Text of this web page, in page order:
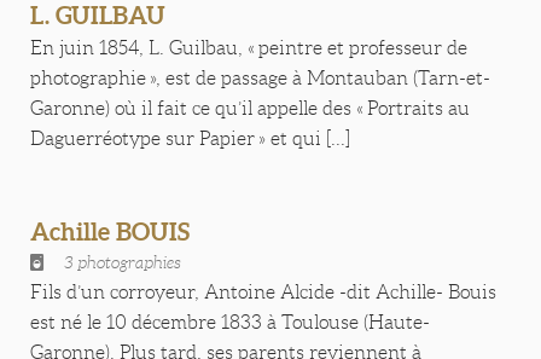
L. GUILBAU
En juin 1854, L. Guilbau, « peintre et professeur de
photographie », est de passage à Montauban (Tarn-et-
Garonne) où il fait ce qu’il appelle des « Portraits au
Daguerréotype sur Papier » et qui [...]
Achille BOUIS
3 photographies
Fils d’un corroyeur, Antoine Alcide -dit Achille- Bouis
est né le 10 décembre 1833 à Toulouse (Haute-
Garonne). Plus tard, ses parents reviennent à